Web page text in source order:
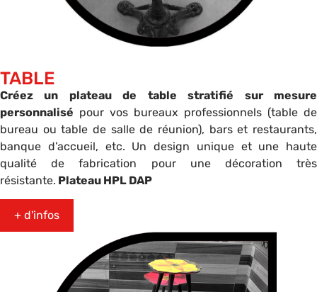
TABLE
Créez un plateau de table stratifié sur mesure
personnalisé pour vos bureaux professionnels (table de
bureau ou table de salle de réunion), bars et restaurants,
banque d’accueil, etc. Un design unique et une haute
qualité de fabrication pour une décoration très
résistante. Plateau HPL DAP
+ d'infos